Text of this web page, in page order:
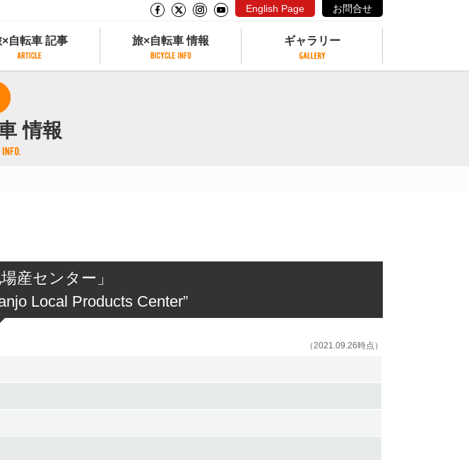
English Page お問合せ
×自転車 記事
自転車 記事
から探す
旅×自転車 情報
サイクリストにやさしい宿
サイクルトレイン
タンデム自転車があるレンタサイクル
レンタサイクルがある道の駅
ギャラリー
情報
産センター」
Local Products Center”
（2021.09.26時点）